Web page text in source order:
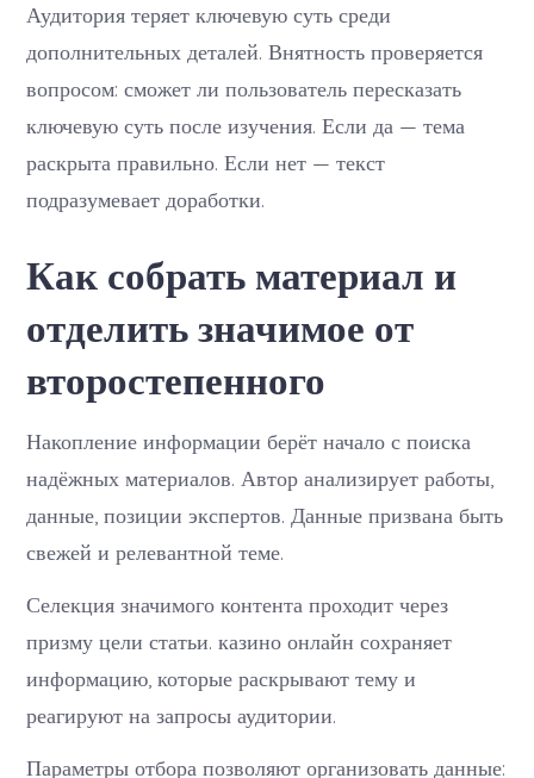
Аудитория теряет ключевую суть среди
дополнительных деталей. Внятность проверяется
вопросом: сможет ли пользователь пересказать
ключевую суть после изучения. Если да — тема
раскрыта правильно. Если нет — текст
подразумевает доработки.
Как собрать материал и
отделить значимое от
второстепенного
Накопление информации берёт начало с поиска
надёжных материалов. Автор анализирует работы,
данные, позиции экспертов. Данные призвана быть
свежей и релевантной теме.
Селекция значимого контента проходит через
призму цели статьи. казино онлайн сохраняет
информацию, которые раскрывают тему и
реагируют на запросы аудитории.
Параметры отбора позволяют организовать данные: